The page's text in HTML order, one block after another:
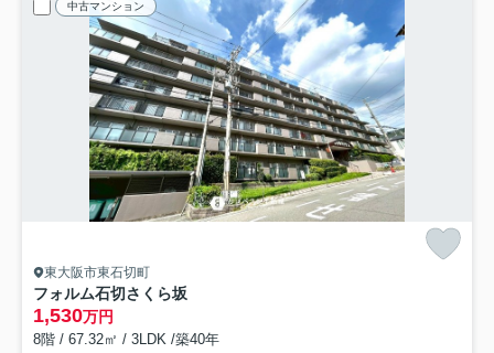
中古マンション
東大阪市東石切町
フォルム石切さくら坂
1,530万円
8階 / 67.32㎡ / 3LDK /築40年